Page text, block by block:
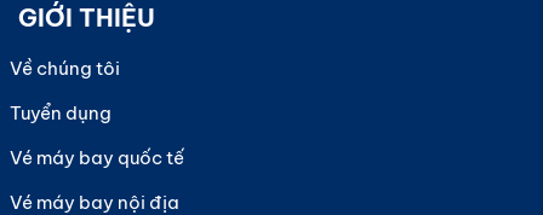
GIỚI THIỆU
Về chúng tôi
Tuyển dụng
Vé máy bay quốc tế
Vé máy bay nội địa